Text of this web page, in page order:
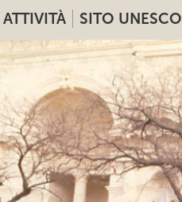
ATTIVITÀ SITO UNESCO